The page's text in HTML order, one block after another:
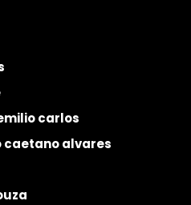
carlos
caetano alvares